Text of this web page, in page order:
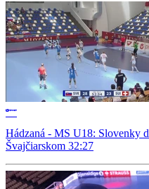
Hádzaná - MS U18: Slovenky
Švajčiarskom 32:27